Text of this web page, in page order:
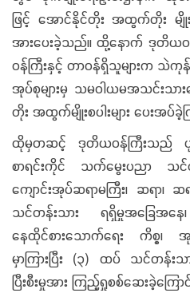
ဖြင့် အောင်နိုင်တိုး အထွက်တိုး မျိုး
အားပေးခဲ့သည်။ ထို့နောက် ဒုတိယဝ
ဝန်ကြီးနှင့် တာဝန်ရှိသူများက သဲကုန်
အုပ်စုများမှ သမဝါယမအသင်းသာ
တိုး အထွက်မျိုးစပါးများ ပေးအပ်
ထိုမှတဆင့် ဒုတိယဝန်ကြီးသည် ပုသိ
စာရင်းကိုင် သက်မွေးပညာ သင်
ကျောင်းအုပ်ဆရာမကြီး၊ ဆရာ၊
သင်တန်းသား ရရှိမှုအခြေအနေ၊ က
နေထိုင်စားသောက်ရေး ကိစ္စ၊ အု
မှာကြားပြီး (၃) ထပ် သင်တန်
ပြီးစီးမှုအား ကြည့်ရှုစစ်ဆေးခဲ့ကြ